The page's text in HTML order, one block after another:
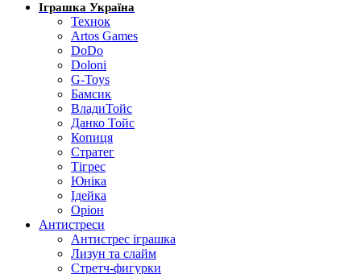
Іграшка Україна
Технок
Artos Games
DoDo
Doloni
G-Toys
Бамсик
ВладиТойс
Данко Тойс
Копиця
Стратег
Тігрес
Юніка
Ідейка
Оріон
Антистреси
Антистрес іграшка
Лизун та слайм
Стретч-фигурки